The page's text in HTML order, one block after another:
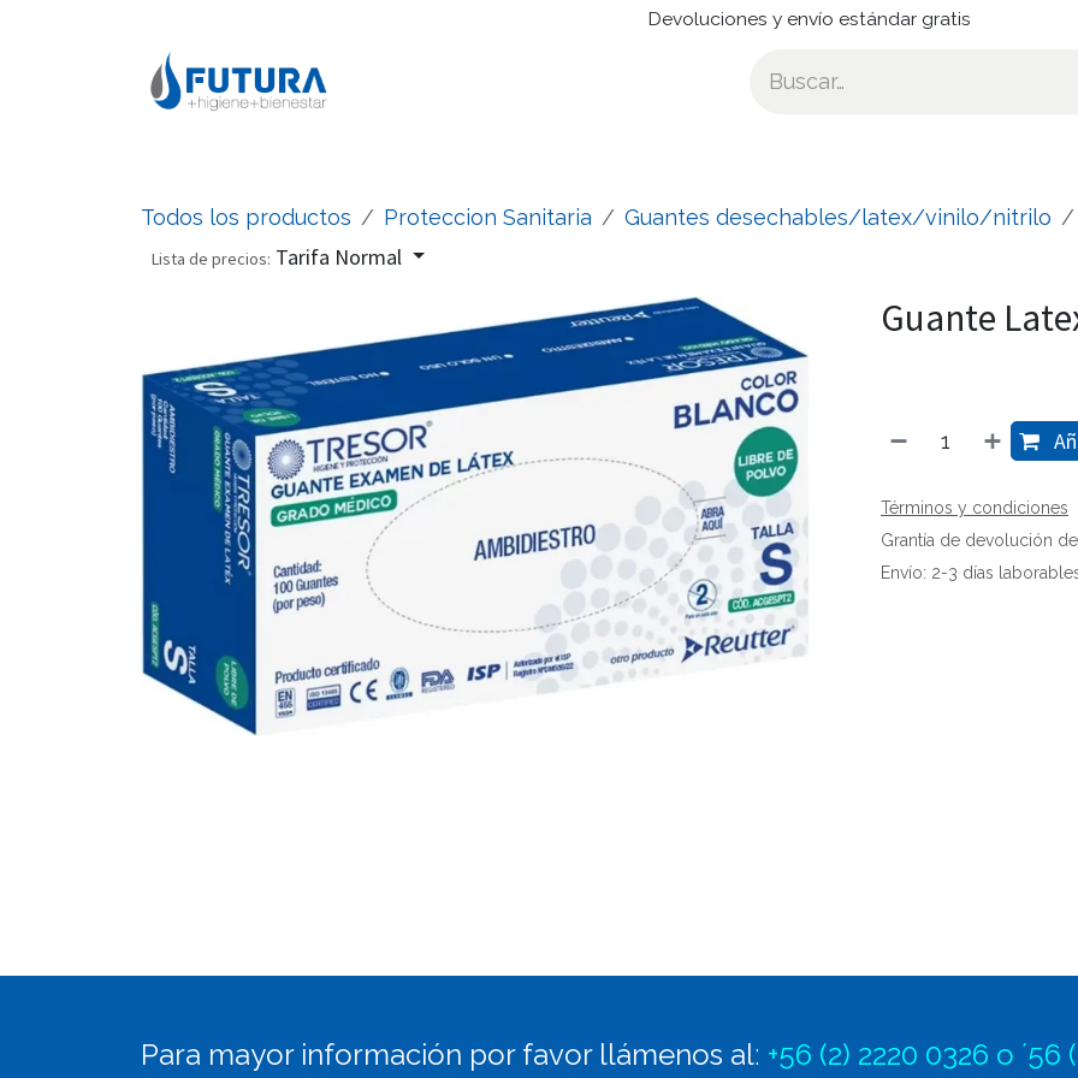
Devoluciones y envío estándar gratis
Todos los productos Proteccion Sanitaria Guantes desechables/latex/vinilo/nitrilo
Lista de precios: Tarifa Normal
Guante
Términos y condiciones
Grantía de devolución
Envío: 2-3 días
Para mayor información por favor llámenos al: +56 (2) 2220 0326 o ´56